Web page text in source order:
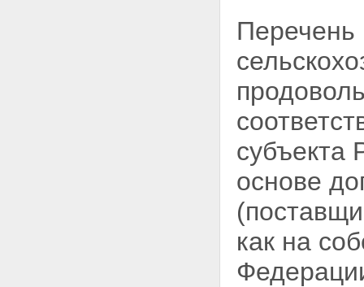
Перечень
субъекта
основе
как на